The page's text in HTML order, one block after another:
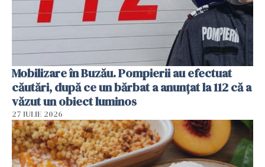
Mobilizare în Buzău. Pompierii au efectuat
căutări, după ce un bărbat a anunțat la 112 că a
văzut un obiect luminos
27 IULIE 2026